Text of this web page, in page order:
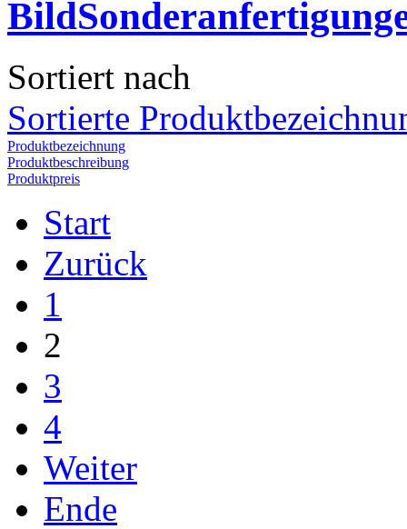
Sortiert nach
Sortierte
Produktbezeichnung
Produktbeschreibung
Produktpreis
Start
Zurück
1
2
3
4
Weiter
Ende